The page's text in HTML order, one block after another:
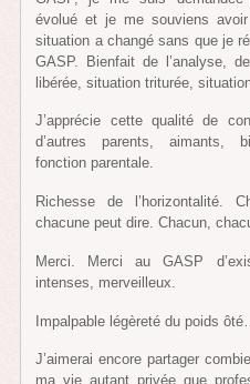
évolué et je me souviens
situation a changé sans que je
GASP. Bienfait de l’analyse,
libérée, situation triturée,
J’apprécie cette qualité de
d’autres parents, aimants,
fonction parentale.
Richesse de l’horizontalité.
chacune peut dire. Chacun,
Merci. Merci au GASP
intenses, merveilleux.
Impalpable légèreté du poids ôté…
J’aimerai encore partager
ma vie autant privée que